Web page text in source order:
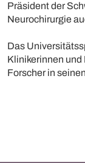
Präsident der
Neurochirurgie
Das
Klinikerinnen und
Forscher in